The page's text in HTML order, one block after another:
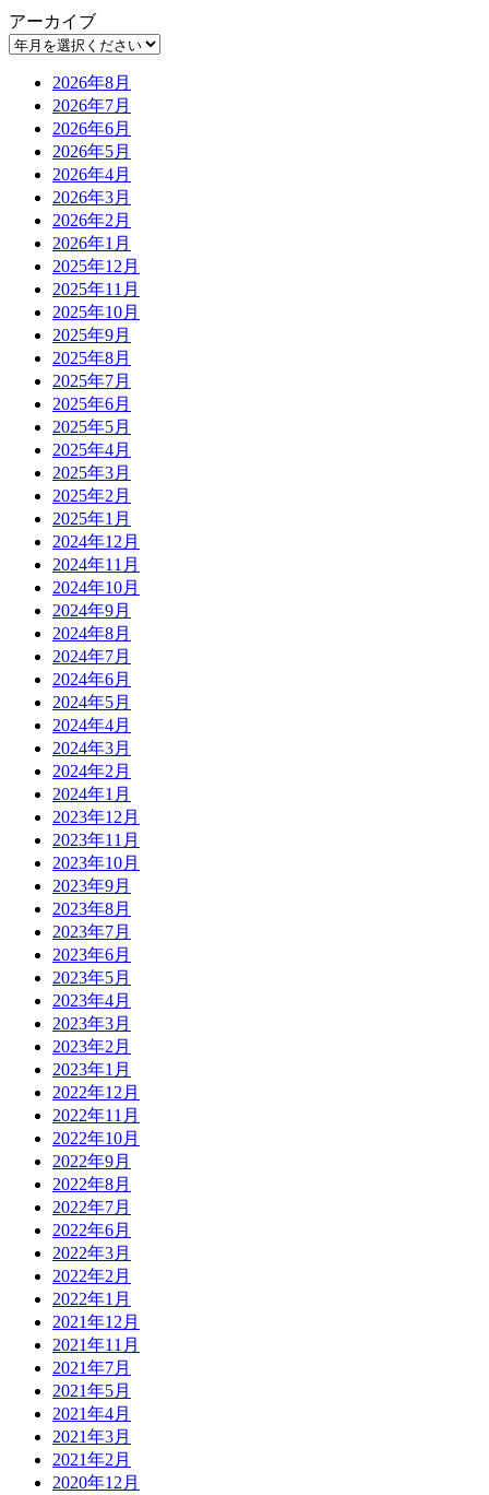
アーカイブ
2026年8月
2026年7月
2026年6月
2026年5月
2026年4月
2026年3月
2026年2月
2026年1月
2025年12月
2025年11月
2025年10月
2025年9月
2025年8月
2025年7月
2025年6月
2025年5月
2025年4月
2025年3月
2025年2月
2025年1月
2024年12月
2024年11月
2024年10月
2024年9月
2024年8月
2024年7月
2024年6月
2024年5月
2024年4月
2024年3月
2024年2月
2024年1月
2023年12月
2023年11月
2023年10月
2023年9月
2023年8月
2023年7月
2023年6月
2023年5月
2023年4月
2023年3月
2023年2月
2023年1月
2022年12月
2022年11月
2022年10月
2022年9月
2022年8月
2022年7月
2022年6月
2022年3月
2022年2月
2022年1月
2021年12月
2021年11月
2021年7月
2021年5月
2021年4月
2021年3月
2021年2月
2020年12月